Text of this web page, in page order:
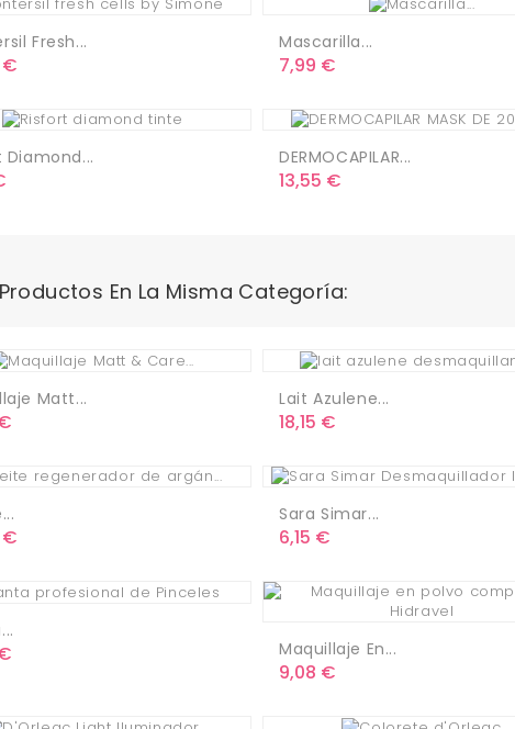
Fresh...
€
Mascarilla...
Precio
7,99 €
Diamond... DERMOCAPILAR...
Precio
13,55 €
En La Misma Categoría:
Matt... Lait Azulene...
Precio
18,15 €
€
Sara Simar...
Precio
6,15 €
Maquillaje En...
Precio
9,08 €